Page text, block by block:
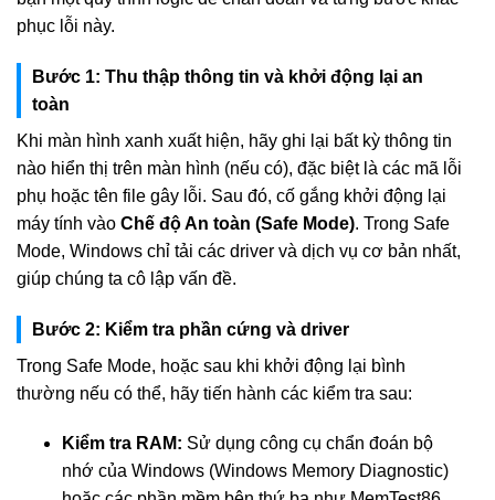
phục lỗi này.
Bước 1: Thu thập thông tin và khởi động lại an
toàn
Khi màn hình xanh xuất hiện, hãy ghi lại bất kỳ thông tin
nào hiển thị trên màn hình (nếu có), đặc biệt là các mã lỗi
phụ hoặc tên file gây lỗi. Sau đó, cố gắng khởi động lại
máy tính vào Chế độ An toàn (Safe Mode). Trong Safe
Mode, Windows chỉ tải các driver và dịch vụ cơ bản nhất,
giúp chúng ta cô lập vấn đề.
Bước 2: Kiểm tra phần cứng và driver
Trong Safe Mode, hoặc sau khi khởi động lại bình
thường nếu có thể, hãy tiến hành các kiểm tra sau:
Kiểm tra RAM: Sử dụng công cụ chẩn đoán bộ
nhớ của Windows (Windows Memory Diagnostic)